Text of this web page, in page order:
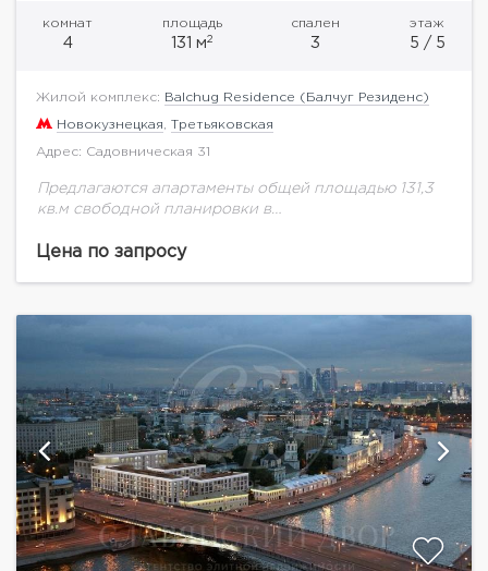
комнат
4
площадь
131 м2
спален
3
этаж
5 / 5
Жилой комплекс: Balchug Residence (Балчуг Резиденс)
Новокузнецкая Третьяковская
Адрес: Садовническая 31
Предлагаются апартаменты общей площадью 131,3
кв.м свободной планировки в
Residence" (Балчуг Резиденс) на 5
эксклюзивный...
Цена по запросу